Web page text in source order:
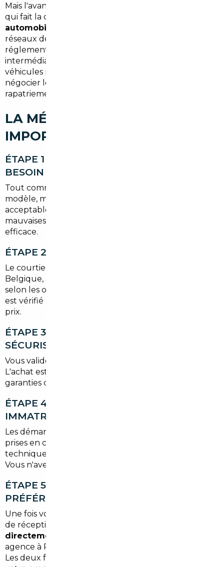
Mais l'avantage géographique ne suffit pas seul. Ce
qui fait la différence, c'est l'expertise d'un
automobile
réseaux de distribution locaux et les subtilités
réglementaires propres à chaque pays. Un
intermédiaire professionnel peut identifier des
véhicules répondant exactement à vos critères,
négocier le prix d'achat, puis coordonner le
rapatriement et l'immatriculation en France.
LA MÉTHODE CONCRÈTE POUR
IMPORTER VOTRE VOITURE
ÉTAPE 1 — DÉFINIR PRÉCISÉMENT VOTRE
BESOIN
Tout commence par un échange approfondi :
modèle, motorisation, finition, kilométrage
acceptable, budget global. Cette étape évite les
mauvaises surprises et cadre la recherche de façon
efficace.
ÉTAPE 2 — SOURCING EUROPÉEN CIBLÉ
Le courtier active ses réseaux en Allemagne, en
Belgique, aux Pays-Bas ou dans d'autres marchés
selon les opportunités. Chaque véhicule sélectionné
est vérifié : historique, état mécanique, cohérence du
prix.
ÉTAPE 3 — NÉGOCIATION ET ACHAT
SÉCURISÉ
Vous validez la proposition avant tout engagement.
L'achat est encadré contractuellement, avec des
garanties claires sur le véhicule et les délais.
ÉTAPE 4 — HOMOLOGATION ET
IMMATRICULATION FRANÇAISES
Les démarches administratives sont intégralement
prises en charge : certificat de conformité, contrôle
technique si nécessaire, immatriculation en France.
Vous n'avez aucune procédure à gérer.
ÉTAPE 5 — LIVRAISON SELON VOS
PRÉFÉRENCES
Une fois votre véhicule prêt, vous choisissez le mode
de réception qui vous convient :
directement à Croissy-sur-Seine
agence à Paris selon l'option que vous sélectionnez.
Les deux formules sont disponibles pour s'adapter à